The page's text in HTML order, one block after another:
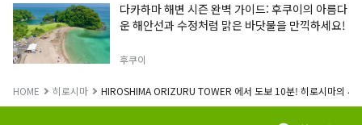
다카하마 해변 시즌 완벽 가이드: 후쿠이의 아름다
운 해안선과 수정처럼 맑은 바닷물을 만끽하세요!
후쿠이
HOME 히로시마 HIROSHIMA ORIZURU TOWER 에서 도보 10분! 히로시마의 새